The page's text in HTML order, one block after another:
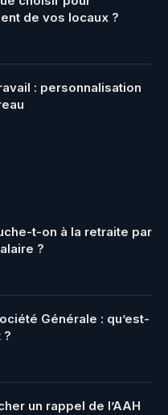
de vos locaux ?
: personnalisation
t-on à la retraite par
?
Générale : qu’est-
?
un rappel de l’AAH